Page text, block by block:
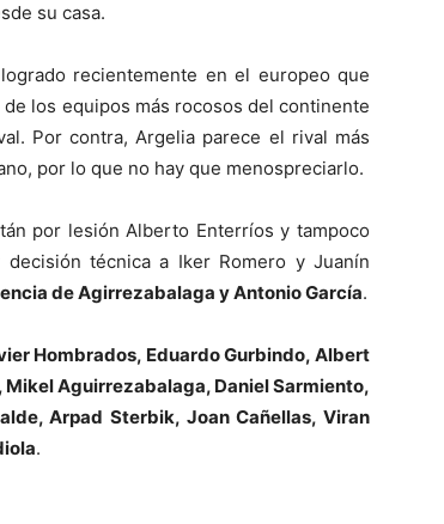
su casa.
recientemente en el europeo que
los equipos más rocosos del continente
Por contra, Argelia parece el rival más
por lo que no hay que menospreciarlo.
por lesión Alberto Enterríos y tampoco
técnica a Iker Romero y Juanín
de Agirrezabalaga y Antonio García.
Hombrados, Eduardo Gurbindo, Albert
Mikel Aguirrezabalaga, Daniel Sarmiento,
Arpad Sterbik, Joan Cañellas, Viran
.